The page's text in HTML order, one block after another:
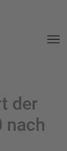
der
nach